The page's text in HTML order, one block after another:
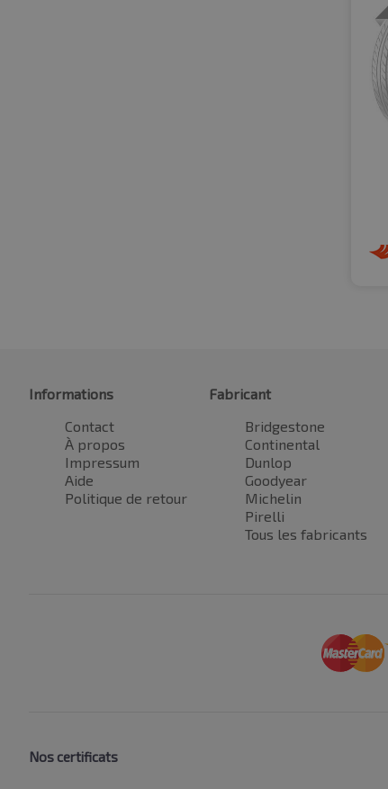
Informations
Contact
À propos
Impressum
Aide
Politique de retour
Fabricant
Bridgestone
Continental
Dunlop
Goodyear
Michelin
Pirelli
Tous les fabricants
Nos certificats